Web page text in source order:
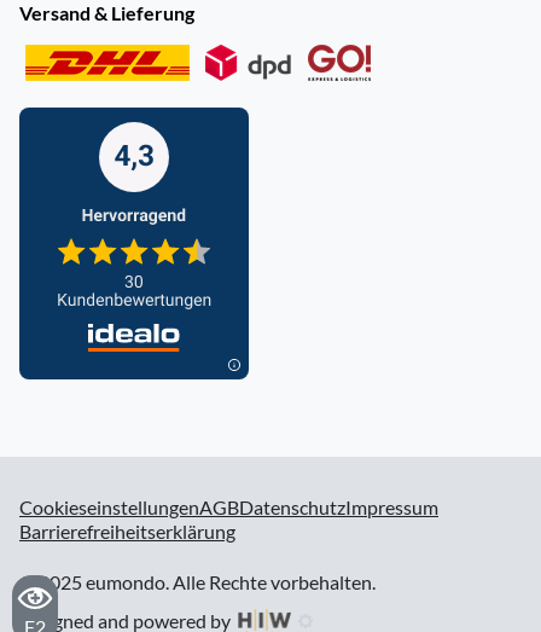
F2
Versand & Lieferung
CookieseinstellungenAGBDatenschutzImpressum
Barrierefreiheitserklärung
© 2025 eumondo. Alle Rechte vorbehalten.
designed and powered by